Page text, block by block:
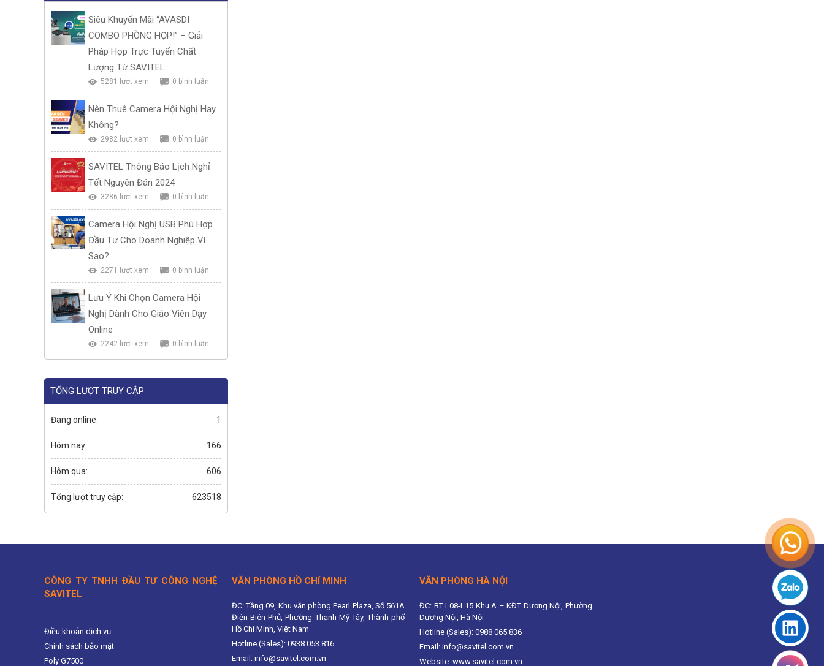
Siêu Khuyến Mãi “AVASDI
COMBO PHÒNG HỌP!” – Giải
Pháp Họp Trực Tuyến Chất
Lượng Từ SAVITEL
5281 lượt xem 0 bình luận
Nên Thuê Camera Hội Nghị Hay
Không?
2982 lượt xem 0 bình luận
SAVITEL Thông Báo Lịch Nghỉ
Tết Nguyên Đán 2024
3286 lượt xem 0 bình luận
Camera Hội Nghị USB Phù Hợp
Đầu Tư Cho Doanh Nghiệp Vì
Sao?
2271 lượt xem 0 bình luận
Lưu Ý Khi Chọn Camera Hội
Nghị Dành Cho Giáo Viên Dạy
Online
2242 lượt xem 0 bình luận
TỔNG LƯỢT TRUY CẬP
Đang online: 1
Hôm nay: 166
Hôm qua: 606
Tổng lượt truy cập: 623518
CÔNG TY TNHH ĐẦU TƯ CÔNG NGHỆ
SAVITEL
Điều khoản dịch vụ
Chính sách bảo mật
Poly G7500
VĂN PHÒNG HỒ CHÍ MINH
ĐC: Tầng 09, Khu văn phòng Pearl Plaza, Số 561A
Điện Biên Phủ, Phường Thạnh Mỹ Tây, Thành phố
Hồ Chí Minh, Việt Nam
Hotline (Sales): 0938 053 816
Email: info@savitel.com.vn
VĂN PHÒNG HÀ NỘI
ĐC: BT L08-L15 Khu A – KĐT Dương Nội, Phường
Dương Nội, Hà Nội
Hotline (Sales): 0988 065 836
Email: info@savitel.com.vn
Website: www.savitel.com.vn